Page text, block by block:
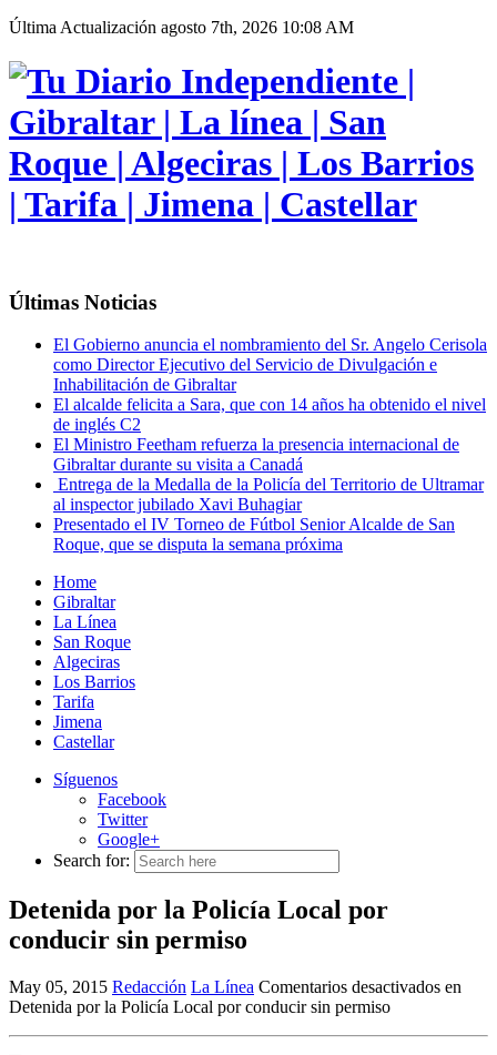
Última Actualización agosto 7th, 2026 10:08 AM
Últimas Noticias
El Gobierno anuncia el nombramiento del Sr. Angelo Cerisola
como Director Ejecutivo del Servicio de Divulgación e
Inhabilitación de Gibraltar
El alcalde felicita a Sara, que con 14 años ha obtenido el nivel
de inglés C2
El Ministro Feetham refuerza la presencia internacional de
Gibraltar durante su visita a Canadá
Entrega de la Medalla de la Policía del Territorio de Ultramar
al inspector jubilado Xavi Buhagiar
Presentado el IV Torneo de Fútbol Senior Alcalde de San
Roque, que se disputa la semana próxima
Home
Gibraltar
La Línea
San Roque
Algeciras
Los Barrios
Tarifa
Jimena
Castellar
Síguenos
Facebook
Twitter
Google+
Search for:
Detenida por la Policía Local por
conducir sin permiso
May 05, 2015 Redacción La Línea Comentarios desactivados en
Detenida por la Policía Local por conducir sin permiso